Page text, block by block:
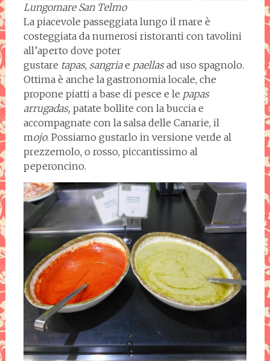
Lungomare San Telmo
La piacevole passeggiata lungo il mare è
costeggiata da numerosi ristoranti con tavolini
all’aperto dove poter
gustare tapas, sangriae paellasad uso spagnolo.
Ottima è anche la gastronomia locale, che
propone piatti a base di pesce e le papas
arrugadas, patate bollite con la buccia e
accompagnate con la salsa delle Canarie, il
mojo. Possiamo gustarlo in versione verde al
prezzemolo, o rosso, piccantissimo al
peperoncino.